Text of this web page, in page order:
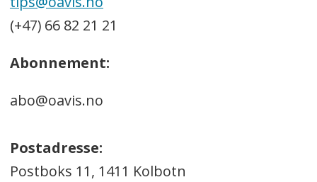
(+47) 66 82 21 21
Abonnement:
abo@oavis.no
Postadresse:
Postboks 11, 1411 Kolbotn